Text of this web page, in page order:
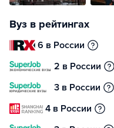
Вуз в рейтингах
6 в России
2 в России
3 в России
4 в России